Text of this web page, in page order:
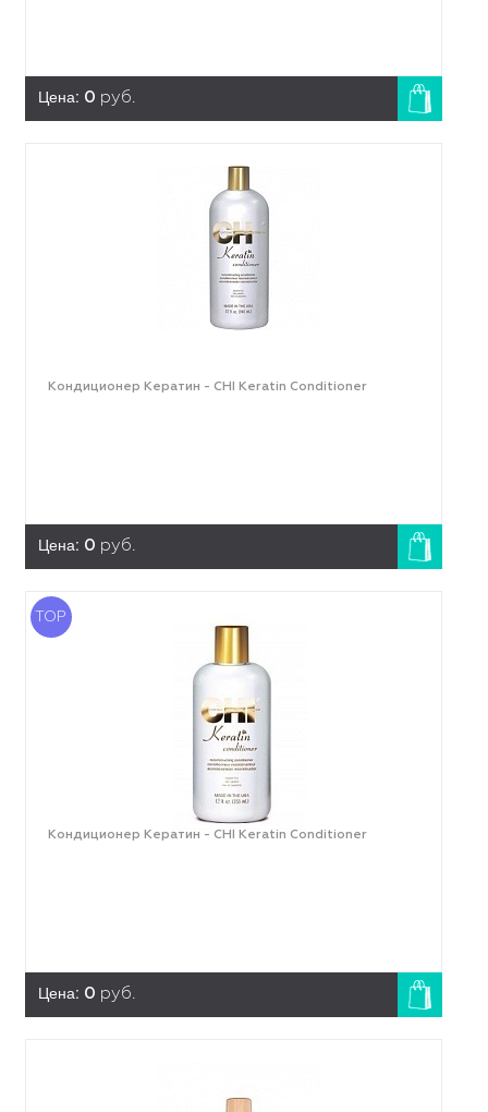
Цена: 0 руб.
Кондиционер Кератин - CHI Keratin Conditioner
Цена: 0 руб.
Кондиционер Кератин - CHI Keratin Conditioner
Цена: 0 руб.
TOP